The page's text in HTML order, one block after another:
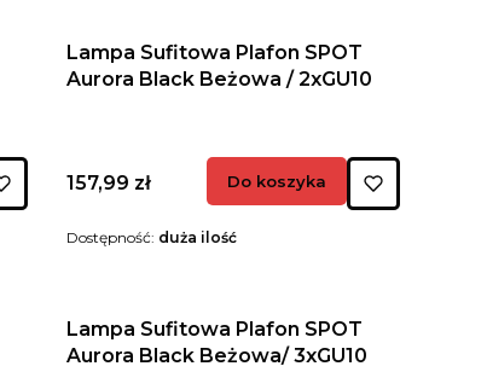
Lampa Sufitowa Plafon SPOT
Aurora Black Beżowa / 2xGU10
Cena
157,99 zł Do koszyka
Dostępność: duża ilość
Lampa Sufitowa Plafon SPOT
Aurora Black Beżowa/ 3xGU10